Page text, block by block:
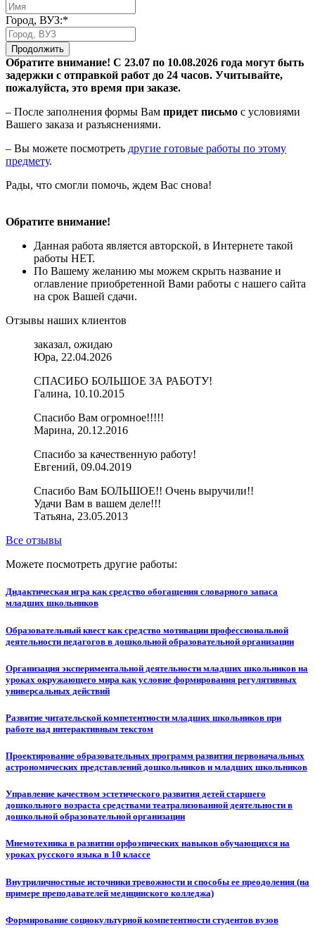
Город, ВУЗ:*
Продолжить
Обратите внимание! С 23.07 по 10.08.2026 года могут быть
задержки с отправкой работ до 24 часов. Учитывайте,
пожалуйста, это время при заказе.
– После заполнения формы Вам придет письмо с условиями
Вашего заказа и разъяснениями.
– Вы можете посмотреть другие готовые работы по этому
предмету.
Рады, что смогли помочь, ждем Вас снова!
Обратите внимание!
Данная работа является авторской, в Интернете такой
работы НЕТ.
По Вашему желанию мы можем скрыть название и
оглавление приобретенной Вами работы с нашего сайта
на срок Вашей сдачи.
Отзывы наших клиентов
заказал, ожидаю
Юра, 22.04.2026
СПАСИБО БОЛЬШОЕ ЗА РАБОТУ!
Галина, 10.10.2015
Спасибо Вам огромное!!!!!
Марина, 20.12.2016
Спасибо за качественную работу!
Евгений, 09.04.2019
Спасибо Вам БОЛЬШОЕ!! Очень выручили!!
Удачи Вам в вашем деле!!!
Татьяна, 23.05.2013
Все отзывы
Можете посмотреть другие работы:
Дидактическая игра как средство обогащения словарного запаса
младших школьников
Образовательный квест как средство мотивации профессиональной
деятельности педагогов в дошкольной образовательной организации
Организация экспериментальной деятельности младших школьников на
уроках окружающего мира как условие формирования регулятивных
универсальных действий
Развитие читательской компетентности младших школьников при
работе над интерактивным текстом
Проектирование образовательных программ развития первоначальных
астрономических представлений дошкольников и младших школьников
Управление качеством эстетического развития детей старшего
дошкольного возраста средствами театрализованной деятельности в
дошкольной образовательной организации
Мнемотехника в развитии орфоэпических навыков обучающихся на
уроках русского языка в 10 классе
Внутриличностные источники тревожности и способы ее преодоления (на
примере преподавателей медицинского колледжа)
Формирование социокультурной компетентности студентов вузов